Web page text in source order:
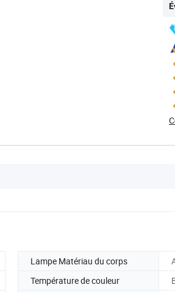
Lampe Matériau du corps
Température de couleur